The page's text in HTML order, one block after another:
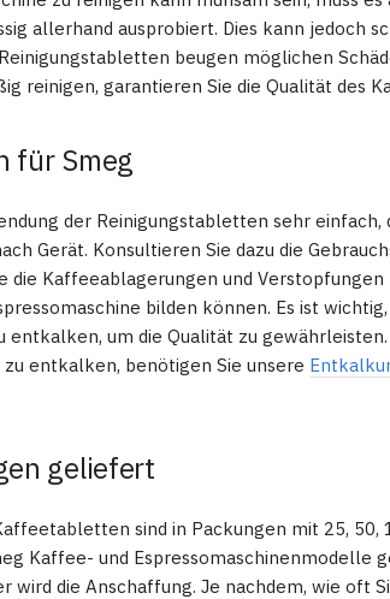
allerhand ausprobiert. Dies kann jedoch
beugen möglichen
reinigen, garantieren Sie die Qualität des
für Smeg
der Reinigungstabletten sehr einfach,
Gerät. Konsultieren Sie dazu die
Kaffeeablagerungen und Verstopfungen
bilden können. Es ist
entkalken, um die Qualität zu
entkalken, benötigen Sie unsere
geliefert
sind in Packungen mit 25, 50,
Kaffee- und Espressomaschinenmodelle
wird die Anschaffung. Je nachdem, wie oft